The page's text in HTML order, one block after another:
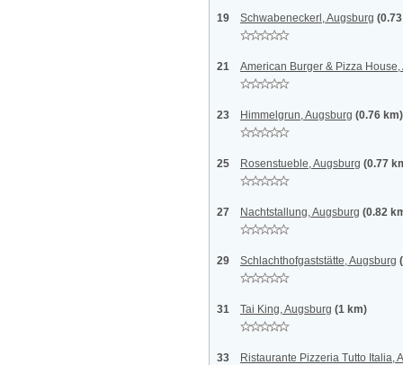
19 Schwabeneckerl, Augsburg
21 American Burger & Pizza House,
23 Himmelgrun, Augsburg (0.76 km)
25 Rosenstueble, Augsburg (0.77
27 Nachtstallung, Augsburg (0.82
29 Schlachthofgaststätte, Augsburg
31 Tai King, Augsburg (1 km)
33 Ristaurante Pizzeria Tutto Italia,